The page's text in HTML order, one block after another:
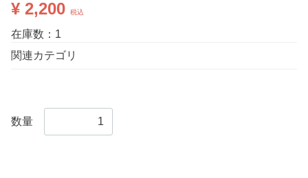
¥ 2,200 税込
在庫数：1
関連カテゴリ
数量